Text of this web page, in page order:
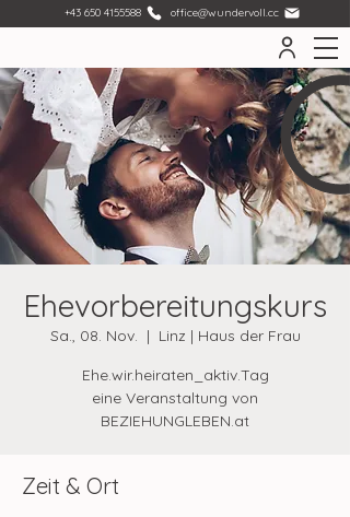
+43 650 4155588 office@wundervoll.cc
Ehevorbereitungskurs
Sa., 08. Nov.
  |
Linz | Haus der Frau
Ehe.wir.heiraten_aktiv.Tag
eine Veranstaltung von
BEZIEHUNGLEBEN.at
Zeit & Ort